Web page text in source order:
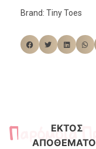
Brand: Tiny Toes
Παρόμοια
ΕΚΤΌΣ